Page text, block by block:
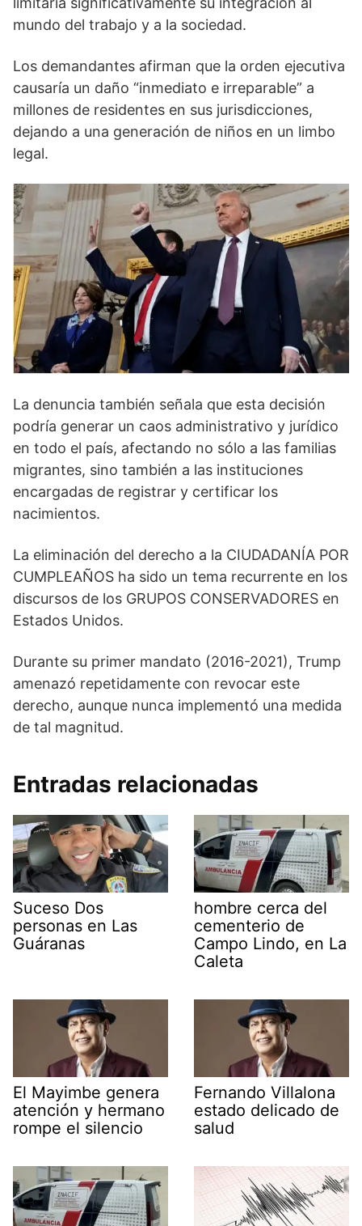
mundo del trabajo y a la sociedad.
Los demandantes afirman que la orden ejecutiva
causaría un daño “inmediato e irreparable” a
millones de residentes en sus jurisdicciones,
dejando a una generación de niños en un limbo
legal.
La denuncia también señala que esta decisión
podría generar un caos administrativo y jurídico
en todo el país, afectando no sólo a las familias
migrantes, sino también a las instituciones
encargadas de registrar y certificar los
nacimientos.
La eliminación del derecho a la CIUDADANÍA POR
CUMPLEAÑOS ha sido un tema recurrente en los
discursos de los GRUPOS CONSERVADORES en
Estados Unidos.
Durante su primer mandato (2016-2021), Trump
amenazó repetidamente con revocar este
derecho, aunque nunca implementó una medida
de tal magnitud.
Entradas relacionadas
Suceso Dos
personas en Las
Guáranas
hombre cerca del
cementerio de
Campo Lindo, en La
Caleta
El Mayimbe genera
atención y hermano
rompe el silencio
Fernando Villalona
estado delicado de
salud